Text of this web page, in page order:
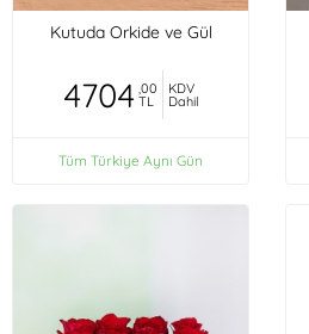
Kutuda Orkide ve Gül
4704 ,00
TL
KDV
Dahil
Tüm Türkiye Aynı Gün